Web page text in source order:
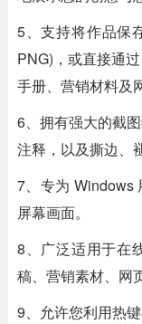
5、支持将作品保
PNG)，或直接通
手册、营销材料及
6、拥有强大的截
注释，以及撕边、
7、专为 Windows
屏幕画面。
8、广泛适用于在
稿、营销素材、网
9、允许您利用热